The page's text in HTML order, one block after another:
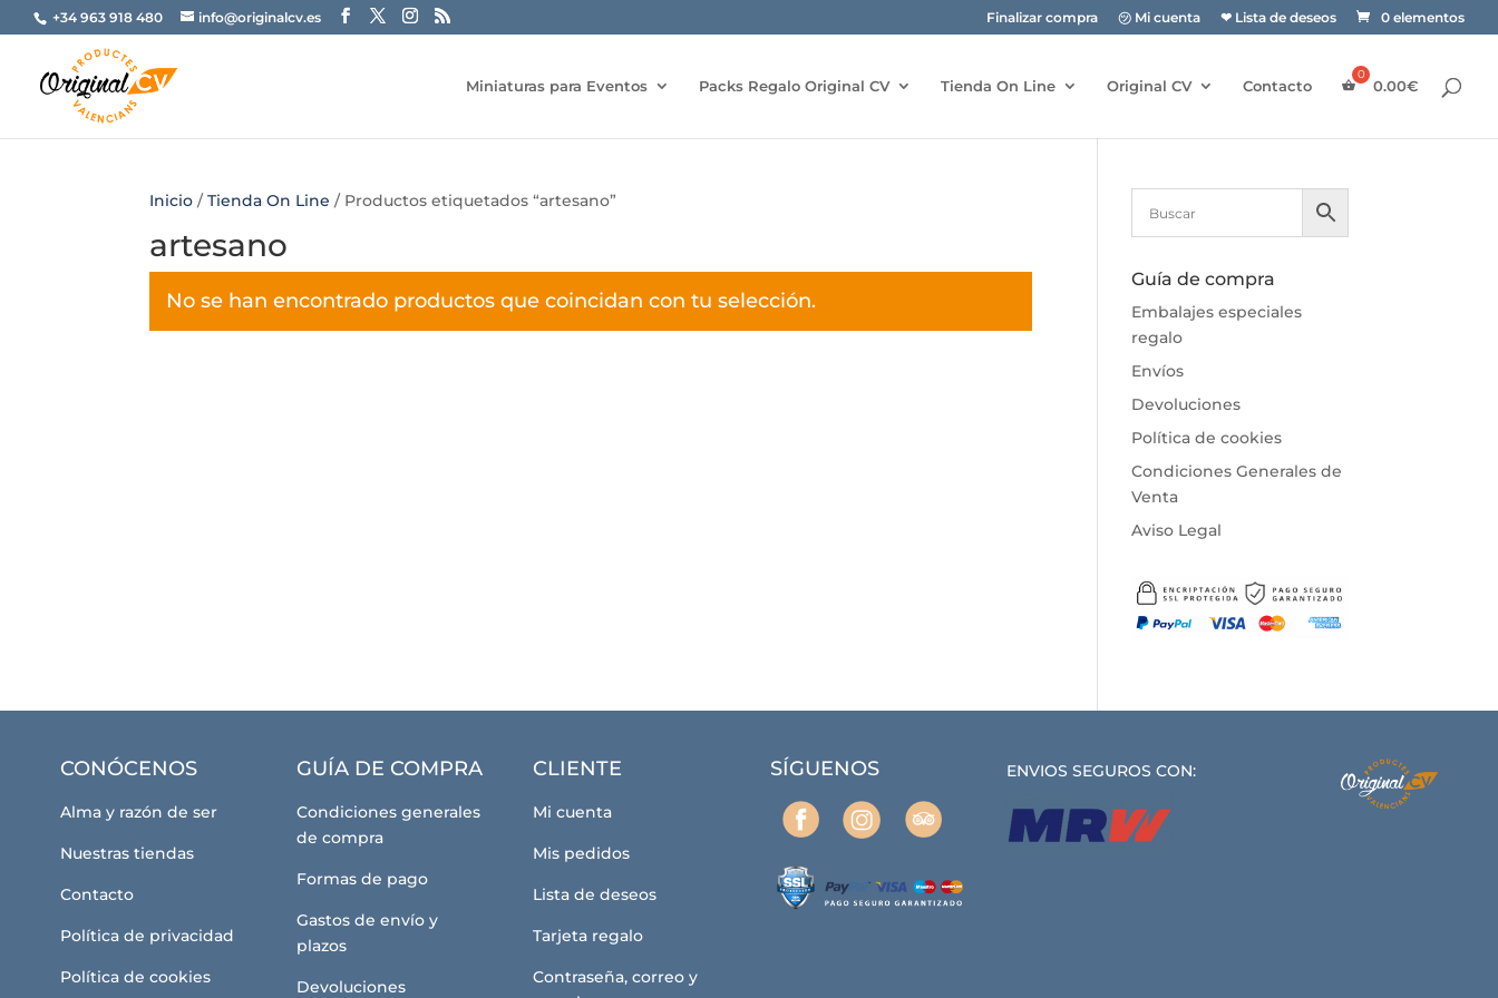
+34 963 918 480 info@originalcv.es Finalizar compra ㋡ Mi cuenta ❤ Lista de deseos 0 elementos
Miniaturas para Eventos Packs Regalo Original CV Tienda On Line Original CV Contacto 0.00€
Inicio /Tienda On Line / Productos etiquetados “artesano”
artesano
No se han encontrado productos que coincidan con tu selección.
Guía de compra
Embalajes especiales
regalo
Envíos
Devoluciones
Política de cookies
Condiciones Generales de
Venta
Aviso Legal
CONÓCENOS
Alma y razón de ser
Nuestras tiendas
Contacto
Política de privacidad
Política de cookies
GUÍA DE COMPRA
Condiciones generales
de compra
Formas de pago
Gastos de envío y
plazos
Devoluciones
CLIENTE
Mi cuenta
Mis pedidos
Lista de deseos
Tarjeta regalo
Contraseña, correo y
SÍGUENOS ENVIOS SEGUROS CON: